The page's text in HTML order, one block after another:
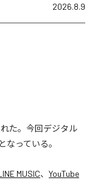
2026.8.9
れた。今回デジタル
なっている。
MUSIC、 YouTube